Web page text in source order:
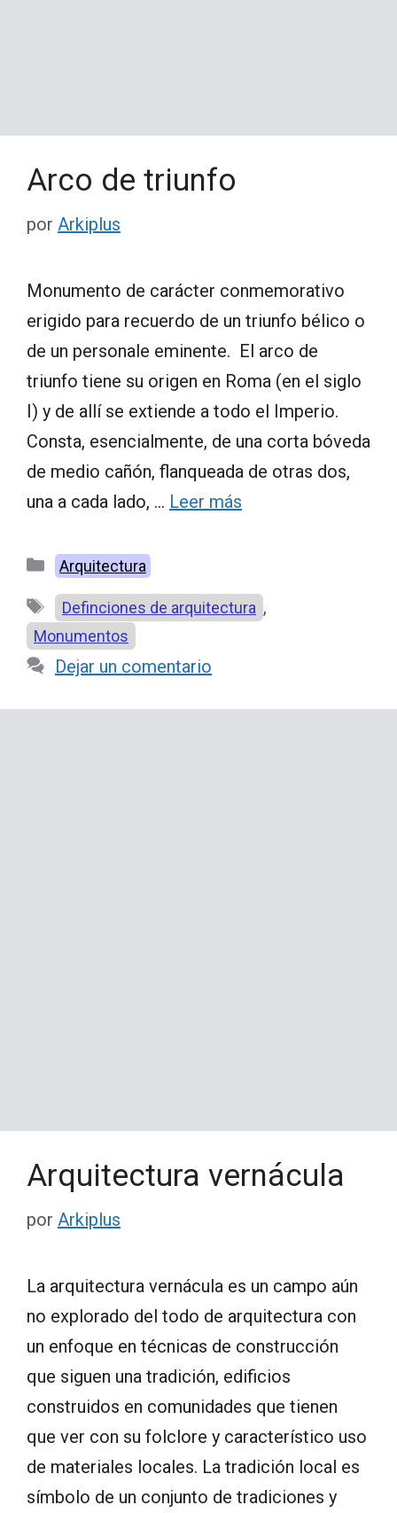
Arco de triunfo
por Arkiplus
Monumento de carácter conmemorativo
erigido para recuerdo de un triunfo bélico o
de un personale eminente. El arco de
triunfo tiene su origen en Roma (en el siglo
I) y de allí se extiende a todo el Imperio.
Consta, esencialmente, de una corta bóveda
de medio cañón, flanqueada de otras dos,
una a cada lado, … Leer más
Categorías
Arquitectura
Etiquetas
Definciones de arquitectura ,
Monumentos
Dejar un comentario
Arquitectura vernácula
por Arkiplus
La arquitectura vernácula es un campo aún
no explorado del todo de arquitectura con
un enfoque en técnicas de construcción
que siguen una tradición, edificios
construidos en comunidades que tienen
que ver con su folclore y característico uso
de materiales locales. La tradición local es
símbolo de un conjunto de tradiciones y